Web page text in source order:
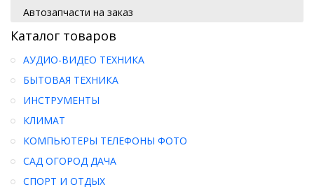
Автозапчасти на заказ
Каталог товаров
АУДИО-ВИДЕО ТЕХНИКА
БЫТОВАЯ ТЕХНИКА
ИНСТРУМЕНТЫ
КЛИМАТ
КОМПЬЮТЕРЫ ТЕЛЕФОНЫ ФОТО
САД ОГОРОД ДАЧА
СПОРТ И ОТДЫХ